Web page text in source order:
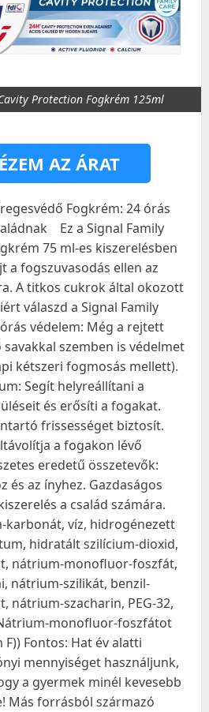
Protection Fogkrém 125ml
AZ ÁRAT
Fogkrém: 24 órás
Ez a Signal Family
75 ml-es kiszerelésben
a fogszuvasodás ellen az
A titkos cukrok által okozott
válaszd a Signal Family
védelem: Még a rejtett
szemben is védelmet
kétszeri fogmosás mellett).
Segít helyreállítani a
és erősíti a fogakat.
frissességet biztosít.
a fogakon lévő
eredetű összetevők:
és az ínyhez. Gazdaságos
a család számára.
karbonát, víz, hidrogénezett
hidratált szilícium-dioxid,
nátrium-monofluor-foszfát,
nátrium-szilikát, benzil-
nátrium-szacharin, PEG-32,
monofluor-foszfátot
Fontos: Hat év alatti
mennyiséget használjunk,
a gyermek minél kevesebb
Más forrásból származó